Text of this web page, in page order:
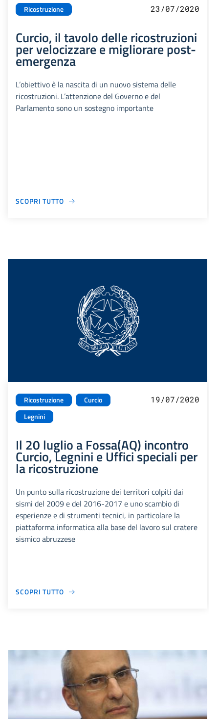
Ricostruzione 23/07/2020
Curcio, il tavolo delle ricostruzioni
per velocizzare e migliorare post-
emergenza
L’obiettivo è la nascita di un nuovo sistema delle
ricostruzioni. L’attenzione del Governo e del
Parlamento sono un sostegno importante
SCOPRI TUTTO
Ricostruzione
Curcio
Legnini
19/07/2020
Il 20 luglio a Fossa(AQ) incontro
Curcio, Legnini e Uffici speciali per
la ricostruzione
Un punto sulla ricostruzione dei territori colpiti dai
sismi del 2009 e del 2016-2017 e uno scambio di
esperienze e di strumenti tecnici, in particolare la
piattaforma informatica alla base del lavoro sul cratere
sismico abruzzese
SCOPRI TUTTO